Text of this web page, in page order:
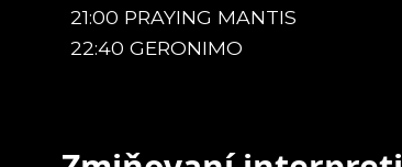
21:00 PRAYING MANTIS
22:40 GERONIMO